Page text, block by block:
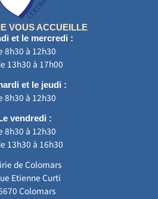
VOUS ACCUEILLE
et le mercredi :
8h30 à 12h30
13h30 à 17h00
et le jeudi :
8h30 à 12h30
vendredi :
8h30 à 12h30
13h30 à 16h30
de Colomars
Etienne Curti
Colomars